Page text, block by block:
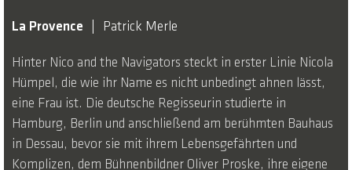
La Provence Patrick Merle
Hinter Nico and the Navigators steckt in erster Linie Nicola
Hümpel, die wie ihr Name es nicht unbedingt ahnen lässt,
eine Frau ist. Die deutsche Regisseurin studierte in
Hamburg, Berlin und anschließend am berühmten Bauhaus
in Dessau, bevor sie mit ihrem Lebensgefährten und
Komplizen, dem Bühnenbildner Oliver Proske, ihre eigene